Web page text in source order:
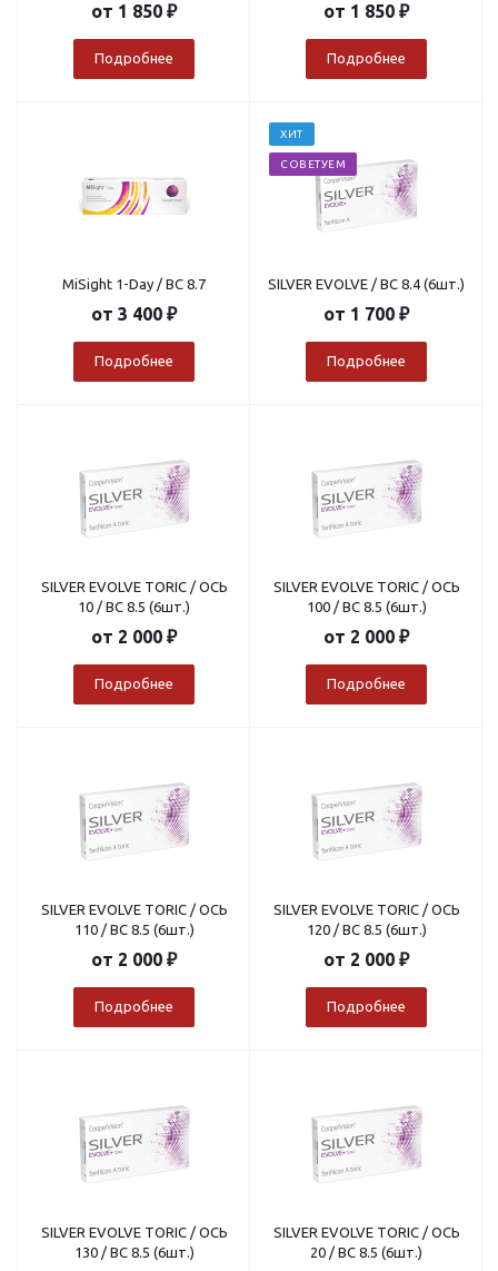
от 1 850 ₽
Подробнее
от 1 850 ₽
Подробнее
MiSight 1-Day / BC 8.7
от 3 400 ₽
Подробнее
ХИТ
СОВЕТУЕМ
SILVER EVOLVE / BC 8.4 (6шт.)
от 1 700 ₽
Подробнее
SILVER EVOLVE TORIC / ОСЬ
10 / BC 8.5 (6шт.)
от 2 000 ₽
Подробнее
SILVER EVOLVE TORIC / ОСЬ
100 / BC 8.5 (6шт.)
от 2 000 ₽
Подробнее
SILVER EVOLVE TORIC / ОСЬ
110 / BC 8.5 (6шт.)
от 2 000 ₽
Подробнее
SILVER EVOLVE TORIC / ОСЬ
120 / BC 8.5 (6шт.)
от 2 000 ₽
Подробнее
SILVER EVOLVE TORIC / ОСЬ
130 / BC 8.5 (6шт.)
SILVER EVOLVE TORIC / ОСЬ
20 / BC 8.5 (6шт.)